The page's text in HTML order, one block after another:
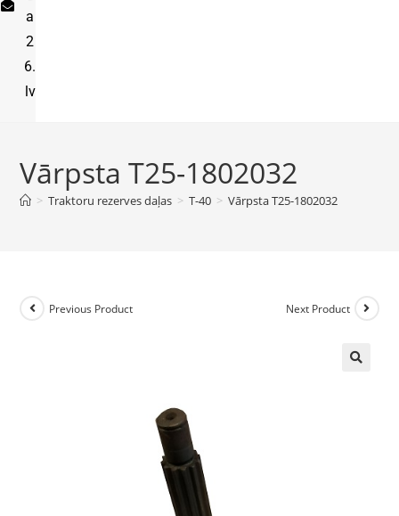
a
2
6.
lv
Vārpsta T25-1802032
> Traktoru rezerves daļas > T-40 > Vārpsta T25-1802032
Previous Product Next Product